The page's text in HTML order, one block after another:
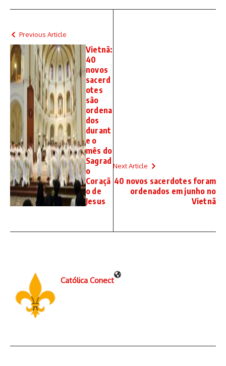
Previous Article
Vietnã:
40
novos
sacerd
otes
são
ordena
dos
durant
e o
mês do
Sagrad
o
Coraçã
o de
Jesus
Next Article
40 novos sacerdotes foram
ordenados em junho no
Vietnã
Católica Conect